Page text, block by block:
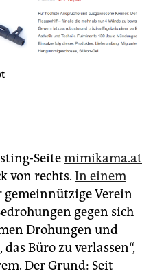
Seitemimikama.at
von rechts. In einem
gemeinnützige Verein
gegen sich
Drohungen und
Büro zu verlassen“,
Der Grund: Seit